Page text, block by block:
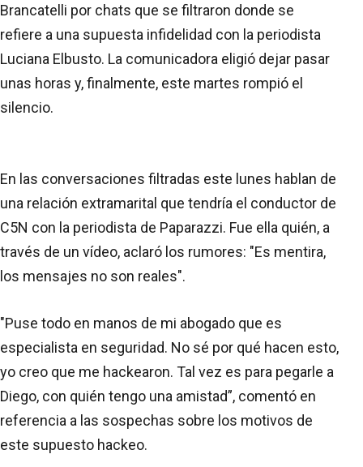
Brancatelli por chats que se filtraron donde se
refiere a una supuesta infidelidad con la periodista
Luciana Elbusto. La comunicadora eligió dejar pasar
unas horas y, finalmente, este martes rompió el
silencio.
En las conversaciones filtradas este lunes hablan de
una relación extramarital que tendría el conductor de
C5N con la periodista de Paparazzi. Fue ella quién, a
través de un vídeo, aclaró los rumores: "Es mentira,
los mensajes no son reales".
"Puse todo en manos de mi abogado que es
especialista en seguridad. No sé por qué hacen esto,
yo creo que me hackearon. Tal vez es para pegarle a
Diego, con quién tengo una amistad”, comentó en
referencia a las sospechas sobre los motivos de
este supuesto hackeo.